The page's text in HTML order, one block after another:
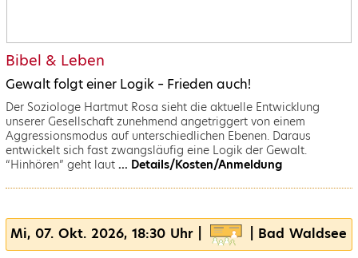
Bibel & Leben
Gewalt folgt einer Logik – Frieden auch!
Der Soziologe Hartmut Rosa sieht die aktuelle Entwicklung
unserer Gesellschaft zunehmend angetriggert von einem
Aggressionsmodus auf unterschiedlichen Ebenen. Daraus
entwickelt sich fast zwangsläufig eine Logik der Gewalt.
“Hinhören” geht laut... Details/Kosten/Anmeldung
Mi, 07. Okt. 2026, 18:30 Uhr | | Bad Waldsee